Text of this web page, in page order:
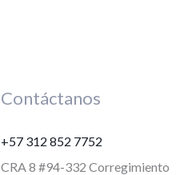
Contáctanos
+57 312 852 7752
CRA 8 #94-332 Corregimiento